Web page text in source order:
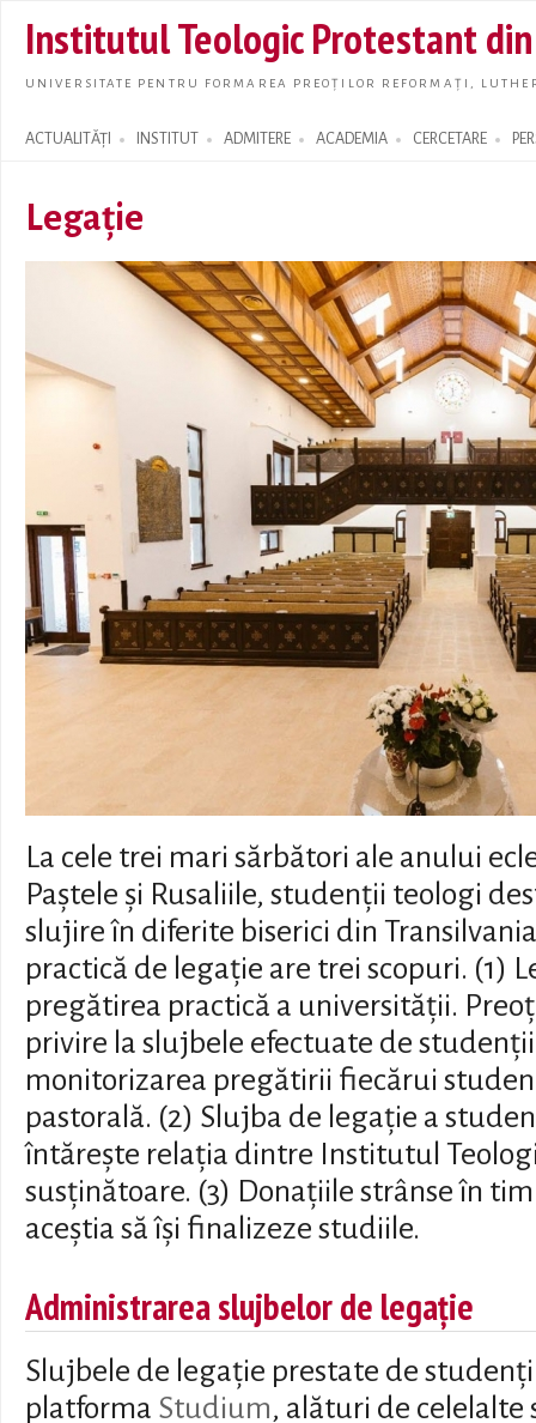
main
Institutul Teologic Protestant
UNIVERSITATE PENTRU FORMAREA PREOȚILOR REFORMAȚI,
ACTUALITĂȚI INSTITUT ADMITERE ACADEMIA CERCETARE
Search form
Legație
La cele trei mari sărbători ale anului
Paștele și Rusaliile, studenții teologi
slujire în diferite biserici din
practică de legație are trei scopuri. (1)
pregătirea practică a universității.
privire la slujbele efectuate de
monitorizarea pregătirii fiecărui
pastorală. (2) Slujba de legație a
întărește relația dintre Institutul
susținătoare. (3) Donațiile strânse în
aceștia să își finalizeze studiile.
Administrarea slujbelor de legație
Slujbele de legație prestate de
platforma Studium, alături de celelalte